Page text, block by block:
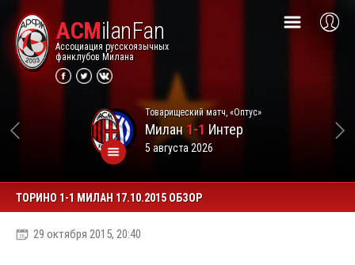
ACMilanFan
Ассоциация русскоязычных
фанклубов Милана
Товарищеский матч, «Оптус»
Милан1-1 Интер
5 августа 2026
ТОРИНО 1-1 МИЛАН 17.10.2015 ОБЗОР
29 октября 2015, 20:40